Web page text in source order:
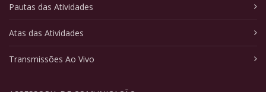
Pautas das Atividades
Atas das Atividades
Transmissões Ao Vivo